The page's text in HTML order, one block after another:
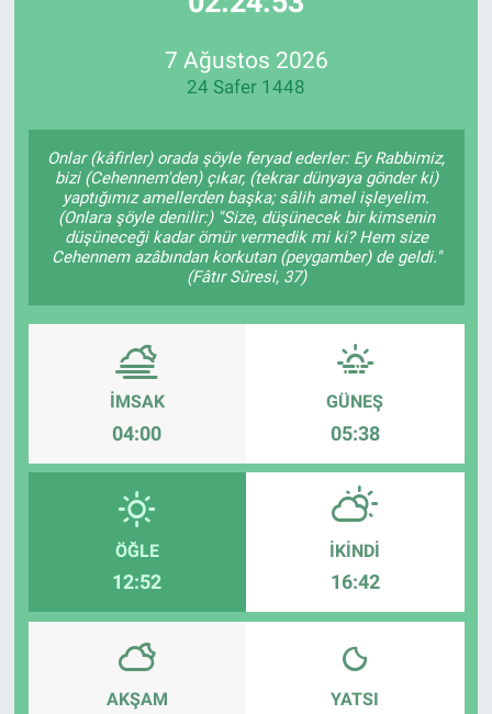
7 Ağustos 2026
24 Safer 1448
Onlar (kâfirler) orada şöyle feryad ederler: Ey Rabbimiz,
bizi (Cehennem'den) çıkar, (tekrar dünyaya gönder ki)
yaptığımız amellerden başka; sâlih amel işleyelim.
(Onlara şöyle denilir:) "Size, düşünecek bir kimsenin
düşüneceği kadar ömür vermedik mi ki? Hem size
Cehennem azâbından korkutan (peygamber) de geldi."
(Fâtır Sûresi, 37)
İMSAK
04:00
GÜNEŞ
05:38
ÖĞLE
12:52
İKINDI
16:42
AKŞAM YATSI
Özel Haberler
Kadın
Erişim Bilgileri
Sağlık
Teknoloji
Ramazan